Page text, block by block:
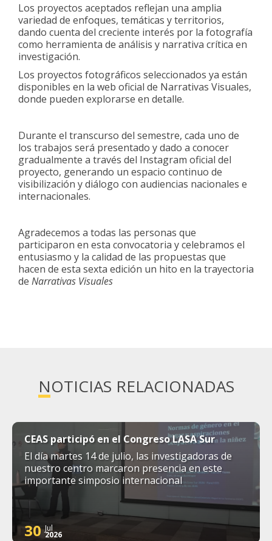
Los proyectos aceptados reflejan una amplia
variedad de enfoques, temáticas y territorios,
dando cuenta del creciente interés por la fotografía
como herramienta de análisis y narrativa crítica en
investigación.
Los proyectos fotográficos seleccionados ya están
disponibles en la web oficial de Narrativas Visuales,
donde pueden explorarse en detalle.
Durante el transcurso del semestre, cada uno de
los trabajos será presentado y dado a conocer
gradualmente a través del Instagram oficial del
proyecto, generando un espacio continuo de
visibilización y diálogo con audiencias nacionales e
internacionales.
Agradecemos a todas las personas que
participaron en esta convocatoria y celebramos el
entusiasmo y la calidad de las propuestas que
hacen de esta sexta edición un hito en la trayectoria
de Narrativas Visuales
NOTICIAS RELACIONADAS
CEAS participó en el Congreso LASA Sur
El día martes 14 de julio, las investigadoras de
nuestro centro marcaron presencia en este
importante simposio internacional
30 Jul
2026